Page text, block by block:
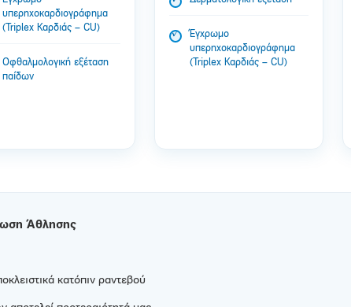
υπερηχοκαρδιογράφημα
(Triplex Καρδιάς – CU)
Οφθαλμολογική εξέταση
παίδων
Έγχρωμο
υπερηχοκαρδιογράφημα
(Triplex Καρδιάς – CU)
Άθλησης
κατόπιν ραντεβού